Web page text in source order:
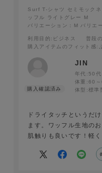
Surf T-シャツ セミモッ
エステル ワッフル オフ
Surf T-シャツ セミモック
ッフル ライトグレー M
バリエーション：M バリエ
利用目的 :ビジネス 普段
購入アイテムのフィット感:
JIN
年代: 50代
体重:60
体型:標準
ドライタッチというだ
ます。ワッフル生地の
肌触りも良いです！軽